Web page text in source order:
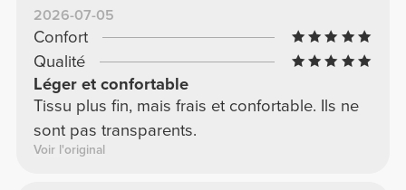
2026-07-05
Confort
Qualité
Léger et confortable
Tissu plus fin, mais frais et confortable. Ils ne
sont pas transparents.
Voir l'original